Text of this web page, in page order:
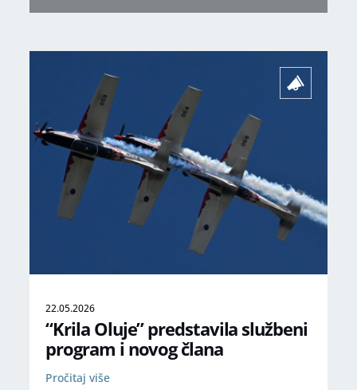
22.05.2026
“Krila Oluje” predstavila službeni
program i novog člana
Pročitaj više